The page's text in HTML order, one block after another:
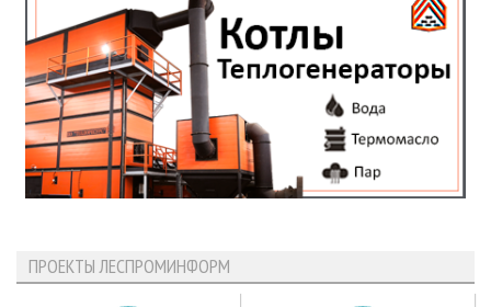
ПРОЕКТЫ ЛЕСПРОМИНФОРМ